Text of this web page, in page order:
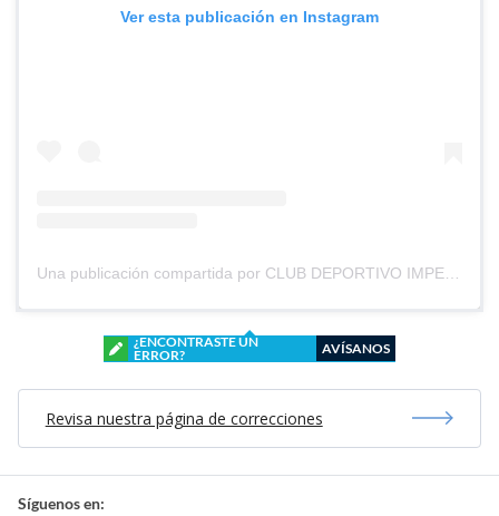
Ver esta publicación en Instagram
¿ENCONTRASTE UN
ERROR?
AVÍSANOS
Revisa nuestra página de correcciones
Síguenos en: